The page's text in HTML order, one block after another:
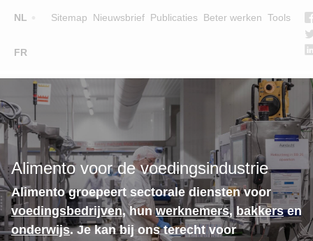
NL
FR
Sitemap Nieuwsbrief Publicaties Beter werken Tools
Main
navigation
OPLEIDINGEN
LESGEVERS
WIE ZIJN WE
TEAM
CONTACT
ZOEK EEN OPLEIDING
Alimento voor de voedingsindustrie
Alimento groepeert sectorale diensten voor
voedingsbedrijven, hunwerknemers, bakkersen
onderwijs. Je kan bij ons terecht voor